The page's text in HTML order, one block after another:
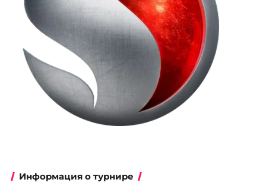
Информация о турнире